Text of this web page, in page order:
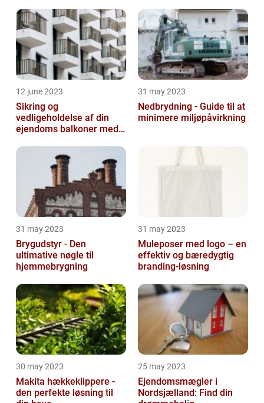
12 june 2023
Sikring og
vedligeholdelse af din
ejendoms balkoner med
31 may 2023
Nedbrydning - Guide til at
minimere miljøpåvirkning
31 may 2023
Brygudstyr - Den
ultimative nøgle til
hjemmebrygning
31 may 2023
Muleposer med logo – en
effektiv og bæredygtig
branding-løsning
30 may 2023
Makita hækkeklippere -
den perfekte løsning til
25 may 2023
Ejendomsmægler i
Nordsjælland: Find din